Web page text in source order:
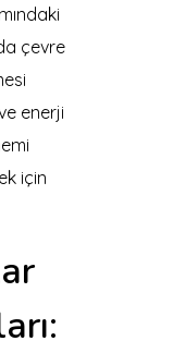
çevre
enerji
için